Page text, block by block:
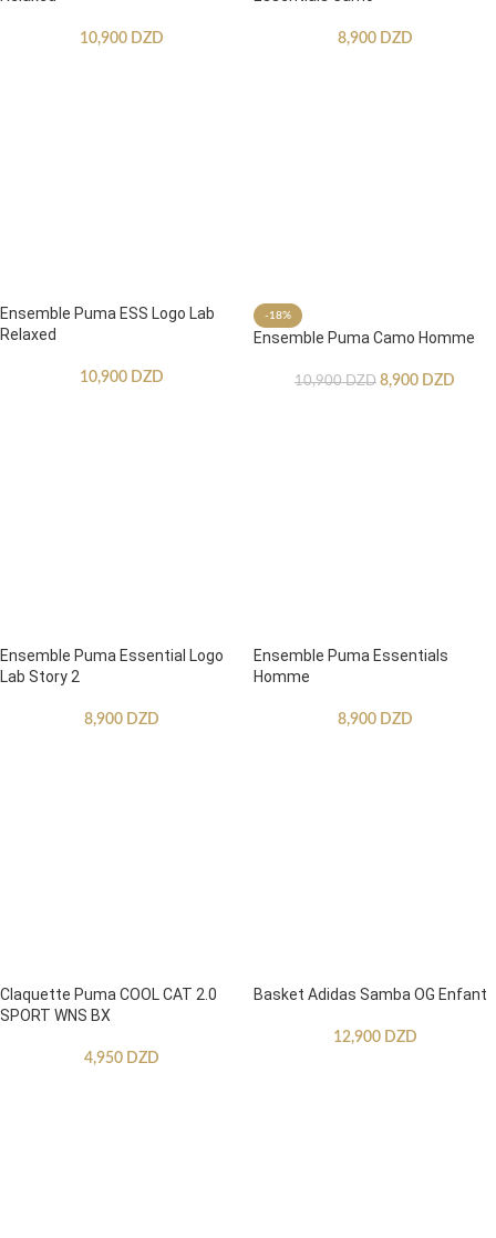
10,900 DZD 8,900 DZD
Ensemble Puma ESS Logo Lab
Relaxed
10,900 DZD
-18%
Ensemble Puma Camo Homme
10,900DZD 8,900 DZD
Ensemble Puma Essential Logo
Lab Story 2
8,900 DZD
Ensemble Puma Essentials
Homme
8,900 DZD
Claquette Puma COOL CAT 2.0
SPORT WNS BX
4,950 DZD
Basket Adidas Samba OG Enfant
12,900 DZD